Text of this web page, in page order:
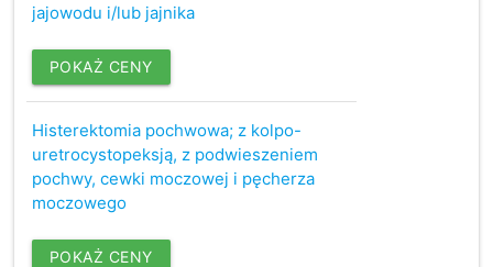
jajowodu i/lub jajnika
POKAŻ CENY
Histerektomia pochwowa; z kolpo-
uretrocystopeksją, z podwieszeniem
pochwy, cewki moczowej i pęcherza
moczowego
POKAŻ CENY